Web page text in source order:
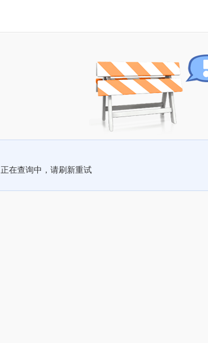
正在查询中，请刷新重试